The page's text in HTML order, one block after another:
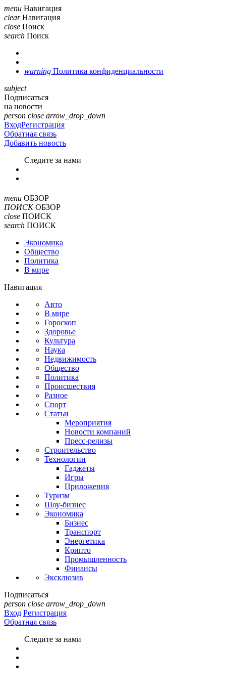
menu Навигация
clear Навигация
close Поиск
search Поиск
warning Политика конфиденциальности
subject
Подписаться
на новости
person close arrow_drop_down
ВходРегистрация
Обратная связь
Добавить новость
Cледите за нами
menu ОБЗОР
ПОИСК ОБЗОР
close ПОИСК
search ПОИСК
Экономика
Общество
Политика
В мире
Навигация
Авто
В мире
Гороскоп
Здоровье
Культура
Наука
Недвижимость
Общество
Политика
Происшествия
Разное
Спорт
Статьи
Мероприятия
Новости компаний
Пресс-релизы
Строительство
Технологии
Гаджеты
Игры
Приложения
Туризм
Шоу-бизнес
Экономика
Бизнес
Транспорт
Энергетика
Крипто
Промышленность
Финансы
Эксклюзив
Подписаться
person close arrow_drop_down
Вход Регистрация
Обратная связь
Следите за нами